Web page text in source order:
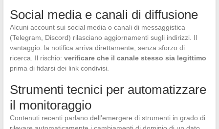
Social media e canali di diffusione
Alcuni account sui social media o canali di messaggistica
(Telegram, Discord) rilasciano aggiornamenti sugli indirizzi. Il
vantaggio: la notifica arriva direttamente, senza sforzo di
ricerca. Il rischio: verificare che il canale stesso sia legittimo
prima di fidarsi dei link condivisi.
Strumenti tecnici per automatizzare
il monitoraggio
Contenuti recenti parlano dell’emergere di strumenti in grado di